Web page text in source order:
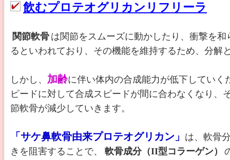
飲むプロテオグリカンリフリーラ
関節軟骨 は関節をスムーズに動かしたり、衝撃を
るといわれており、その機能を維持するため、分解
しかし、 加齢に伴い体内の合成能力が低下していく
ピードに対して合成スピードが間に合わなくなり、
節軟骨が減少していきます。
「サケ鼻軟骨由来プロテオグリカン」 は、軟骨
きを阻害することで、
軟骨成分（II型コラーゲン）